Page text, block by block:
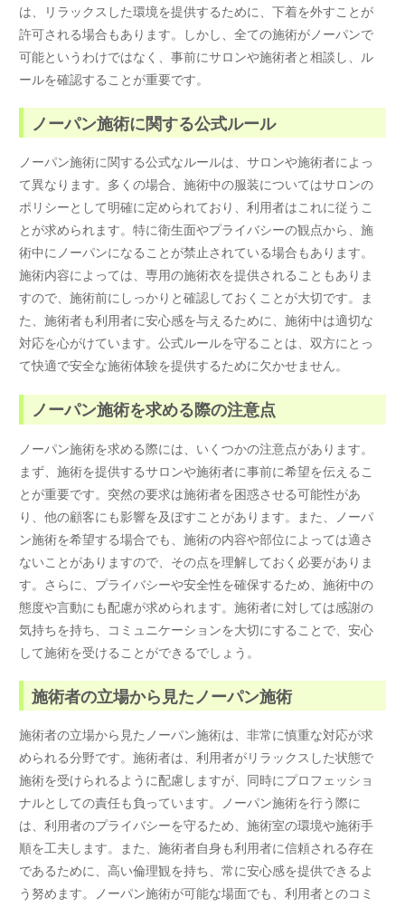
は、リラックスした環境を提供するために、下着を外すことが
許可される場合もあります。しかし、全ての施術がノーパンで
可能というわけではなく、事前にサロンや施術者と相談し、ル
ールを確認することが重要です。
ノーパン施術に関する公式ルール
ノーパン施術に関する公式なルールは、サロンや施術者によっ
て異なります。多くの場合、施術中の服装についてはサロンの
ポリシーとして明確に定められており、利用者はこれに従うこ
とが求められます。特に衛生面やプライバシーの観点から、施
術中にノーパンになることが禁止されている場合もあります。
施術内容によっては、専用の施術衣を提供されることもありま
すので、施術前にしっかりと確認しておくことが大切です。ま
た、施術者も利用者に安心感を与えるために、施術中は適切な
対応を心がけています。公式ルールを守ることは、双方にとっ
て快適で安全な施術体験を提供するために欠かせません。
ノーパン施術を求める際の注意点
ノーパン施術を求める際には、いくつかの注意点があります。
まず、施術を提供するサロンや施術者に事前に希望を伝えるこ
とが重要です。突然の要求は施術者を困惑させる可能性があ
り、他の顧客にも影響を及ぼすことがあります。また、ノーパ
ン施術を希望する場合でも、施術の内容や部位によっては適さ
ないことがありますので、その点を理解しておく必要がありま
す。さらに、プライバシーや安全性を確保するため、施術中の
態度や言動にも配慮が求められます。施術者に対しては感謝の
気持ちを持ち、コミュニケーションを大切にすることで、安心
して施術を受けることができるでしょう。
施術者の立場から見たノーパン施術
施術者の立場から見たノーパン施術は、非常に慎重な対応が求
められる分野です。施術者は、利用者がリラックスした状態で
施術を受けられるように配慮しますが、同時にプロフェッショ
ナルとしての責任も負っています。ノーパン施術を行う際に
は、利用者のプライバシーを守るため、施術室の環境や施術手
順を工夫します。また、施術者自身も利用者に信頼される存在
であるために、高い倫理観を持ち、常に安心感を提供できるよ
う努めます。ノーパン施術が可能な場面でも、利用者とのコミ